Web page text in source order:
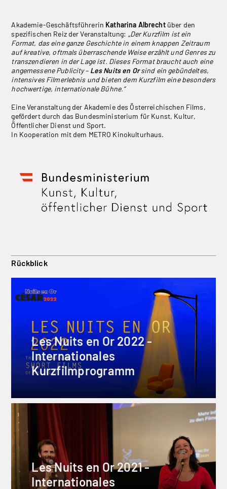
Akademie-Geschäftsführerin Katharina Albrecht über den
spezifischen Reiz der Veranstaltung: „Der Kurzfilm ist ein
Format, das eine ganze Geschichte in einem knappen Zeitraum
auf kreative, oftmals überraschende Weise erzählt und Genres zu
transzendieren in der Lage ist. Dieses Format braucht auch eine
angemessene Publicity – Les Nuits en Orsind ein gebündeltes,
intensives Filmerlebnis und bieten dem Kurzfilm eine besonders
hochwertige, internationale Bühne.“
Eine Veranstaltung der Akademie des Österreichischen Films,
gefördert durch das Bundesministerium für Kunst, Kultur,
Öffentlicher Dienst und Sport.
In Kooperation mit dem METRO Kinokulturhaus.
Rückblick
Les Nuits en Or 2022 -
Internationales
Kurzfilmprogramm
Les Nuits en Or 2021 -
Internationales